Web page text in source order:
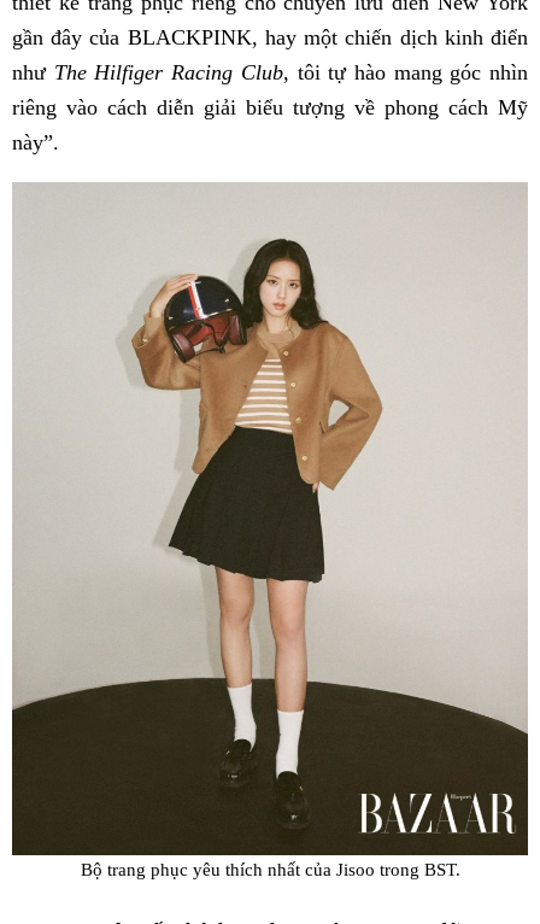
gần đây của BLACKPINK, hay một chiến dịch kinh điển
như The Hilfiger Racing Club, tôi tự hào mang góc nhìn
riêng vào cách diễn giải biểu tượng về phong cách Mỹ
này”.
Bộ trang phục yêu thích nhất của Jisoo trong BST.